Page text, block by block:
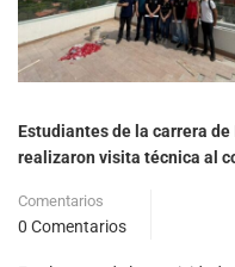
Estudiantes de la carrera
realizaron visita técnica al
Comentarios
0 Comentarios